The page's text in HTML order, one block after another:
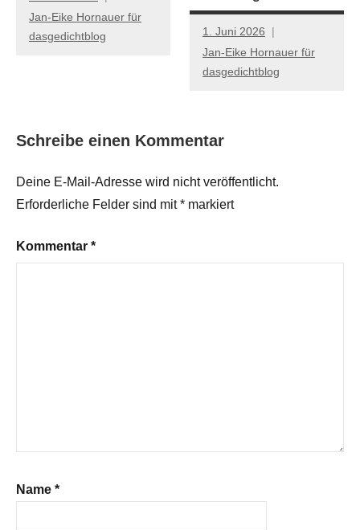
Jan-Eike Hornauer für
dasgedichtblog
1. Juni 2026
Jan-Eike Hornauer für
dasgedichtblog
Schreibe einen Kommentar
Deine E-Mail-Adresse wird nicht veröffentlicht.
Erforderliche Felder sind mit* markiert
Kommentar *
Name *